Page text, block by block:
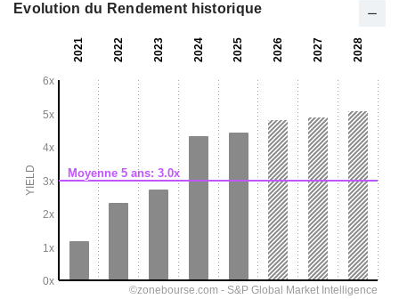
Evolution du Rendement historique